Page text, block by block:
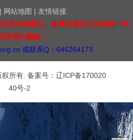
| 网站地图 | 友情链接
负法律责任。如果有侵权之处请第一时
系我们删除！
或联系Q：646264173
所有. 备案号： 辽ICP备170020
40号-2